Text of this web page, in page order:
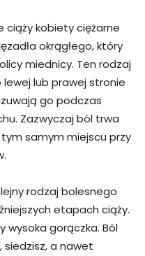
kobiety ciężarne
okrągłego, który
miednicy. Ten rodzaj
lub prawej stronie
go podczas
Zazwyczaj ból trwa
samym miejscu przy
rodzaj bolesnego
etapach ciąży.
gorączka. Ból
siedzisz, a nawet